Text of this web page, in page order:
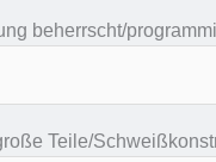
beherrscht/
Teile/